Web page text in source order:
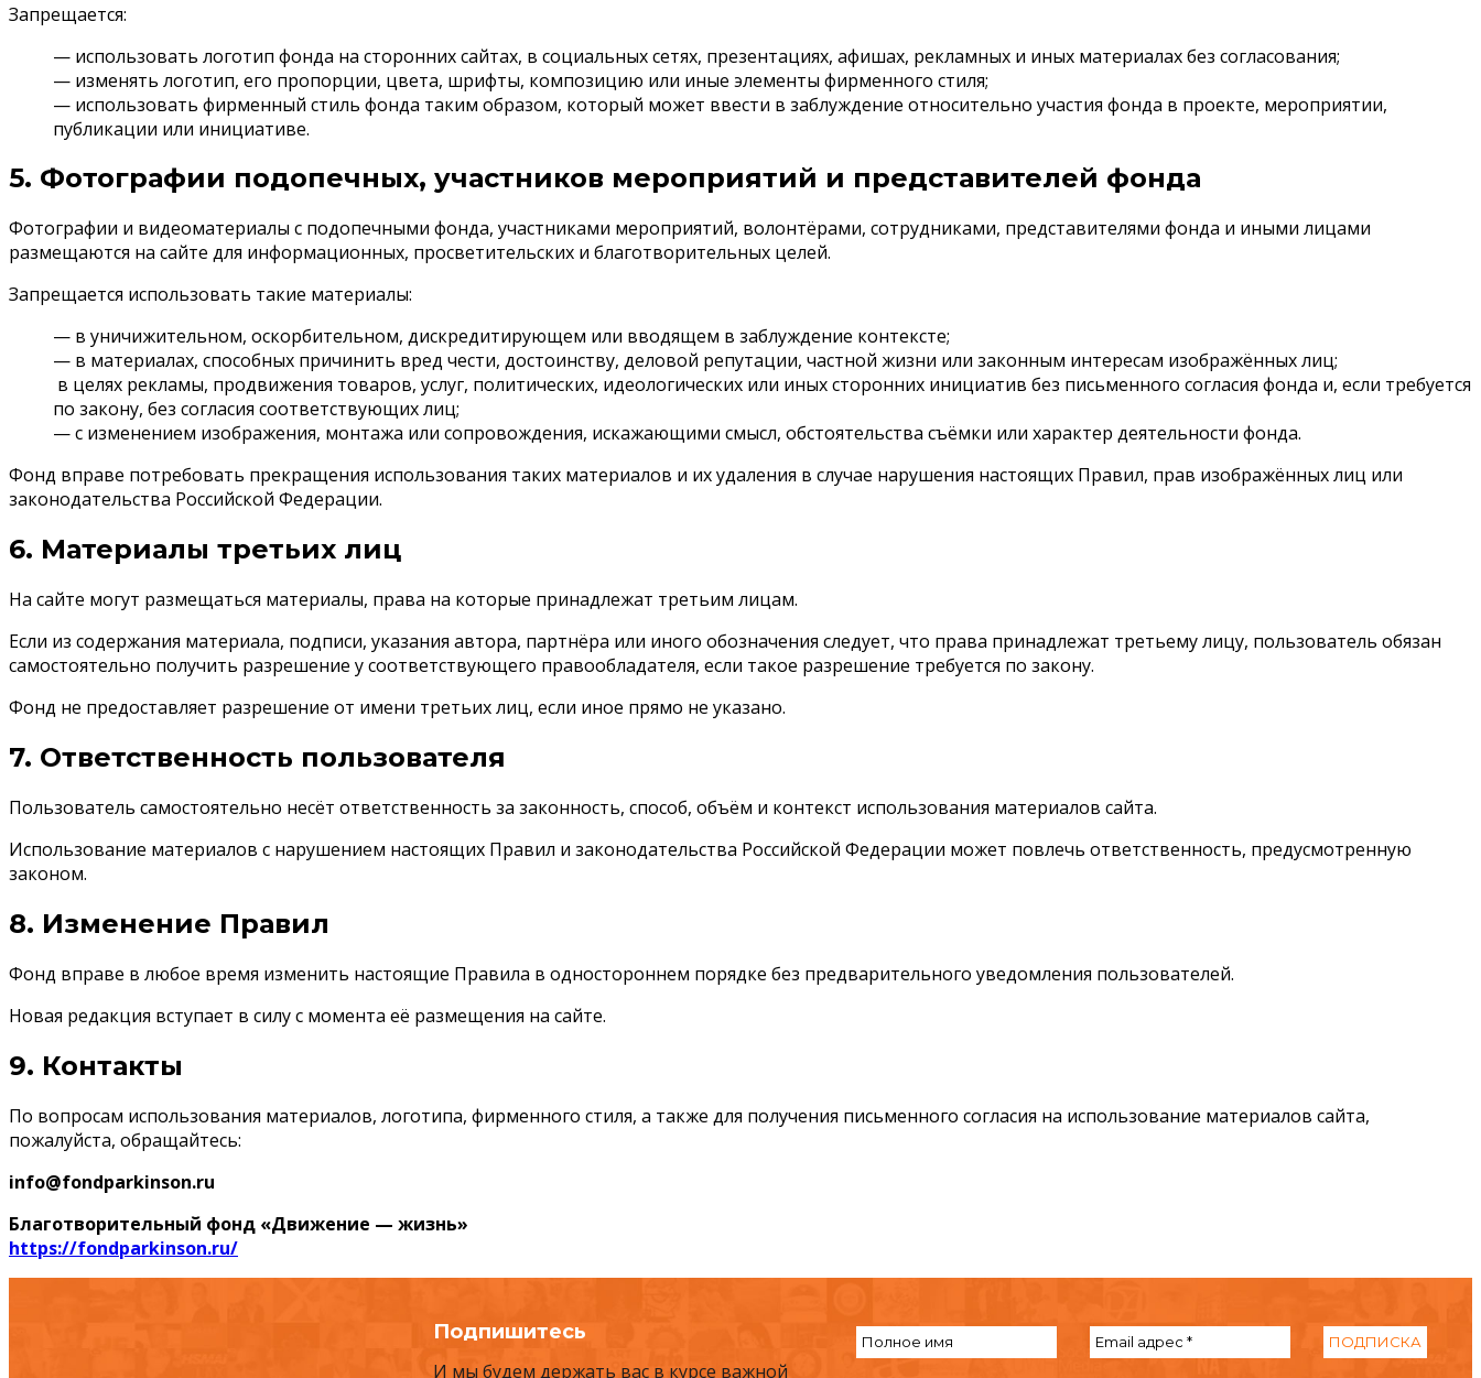
Запрещается:
— использовать логотип фонда на сторонних сайтах, в социальных сетях, презентациях, афишах, рекламных и иных материалах без согласования;
— изменять логотип, его пропорции, цвета, шрифты, композицию или иные элементы фирменного стиля;
— использовать фирменный стиль фонда таким образом, который может ввести в заблуждение относительно участия фонда в проекте, мероприятии,
публикации или инициативе.
5. Фотографии подопечных, участников мероприятий и представителей фонда
Фотографии и видеоматериалы с подопечными фонда, участниками мероприятий, волонтёрами, сотрудниками, представителями фонда и иными лицами
размещаются на сайте для информационных, просветительских и благотворительных целей.
Запрещается использовать такие материалы:
— в уничижительном, оскорбительном, дискредитирующем или вводящем в заблуждение контексте;
— в материалах, способных причинить вред чести, достоинству, деловой репутации, частной жизни или законным интересам изображённых лиц;
в целях рекламы, продвижения товаров, услуг, политических, идеологических или иных сторонних инициатив без письменного согласия фонда и, если требуется
по закону, без согласия соответствующих лиц;
— с изменением изображения, монтажа или сопровождения, искажающими смысл, обстоятельства съёмки или характер деятельности фонда.
Фонд вправе потребовать прекращения использования таких материалов и их удаления в случае нарушения настоящих Правил, прав изображённых лиц или
законодательства Российской Федерации.
6. Материалы третьих лиц
На сайте могут размещаться материалы, права на которые принадлежат третьим лицам.
Если из содержания материала, подписи, указания автора, партнёра или иного обозначения следует, что права принадлежат третьему лицу, пользователь обязан
самостоятельно получить разрешение у соответствующего правообладателя, если такое разрешение требуется по закону.
Фонд не предоставляет разрешение от имени третьих лиц, если иное прямо не указано.
7. Ответственность пользователя
Пользователь самостоятельно несёт ответственность за законность, способ, объём и контекст использования материалов сайта.
Использование материалов с нарушением настоящих Правил и законодательства Российской Федерации может повлечь ответственность, предусмотренную
законом.
8. Изменение Правил
Фонд вправе в любое время изменить настоящие Правила в одностороннем порядке без предварительного уведомления пользователей.
Новая редакция вступает в силу с момента её размещения на сайте.
9. Контакты
По вопросам использования материалов, логотипа, фирменного стиля, а также для получения письменного согласия на использование материалов сайта,
пожалуйста, обращайтесь:
info@fondparkinson.ru
Благотворительный фонд «Движение — жизнь»
https://fondparkinson.ru/
Подпишитесь
И мы будем держать вас в курсе важной